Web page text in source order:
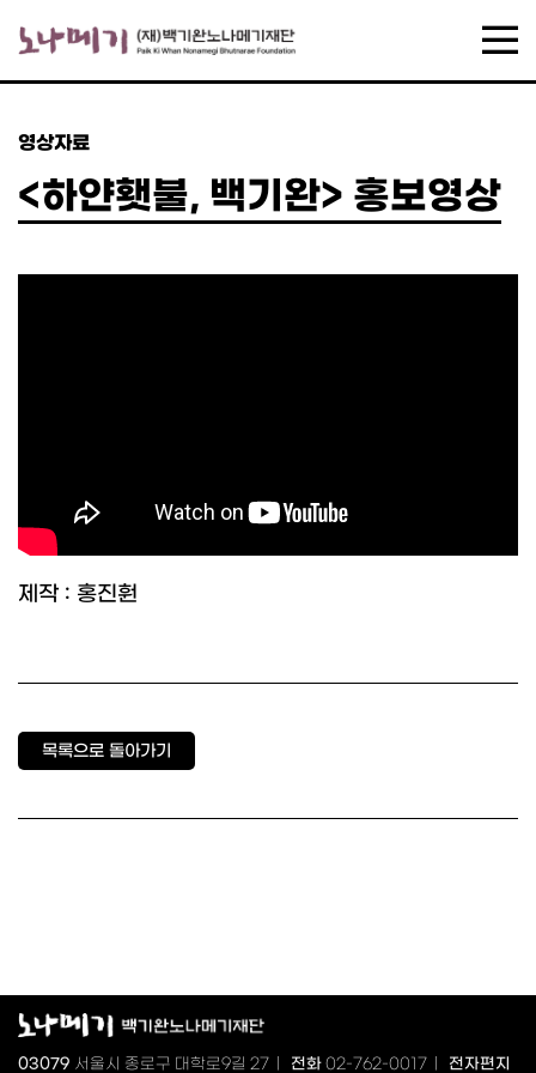
영상자료
<하얀횃불, 백기완> 홍보영상
제작 : 홍진훤
목록으로 돌아가기
03079 서울시 종로구 대학로9길 27 | 전화 02-762-0017 | 전자편지